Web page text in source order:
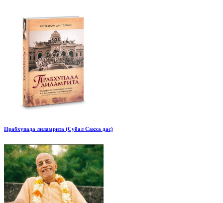
Прабхупада лиламрита (Субал Сакха дас)